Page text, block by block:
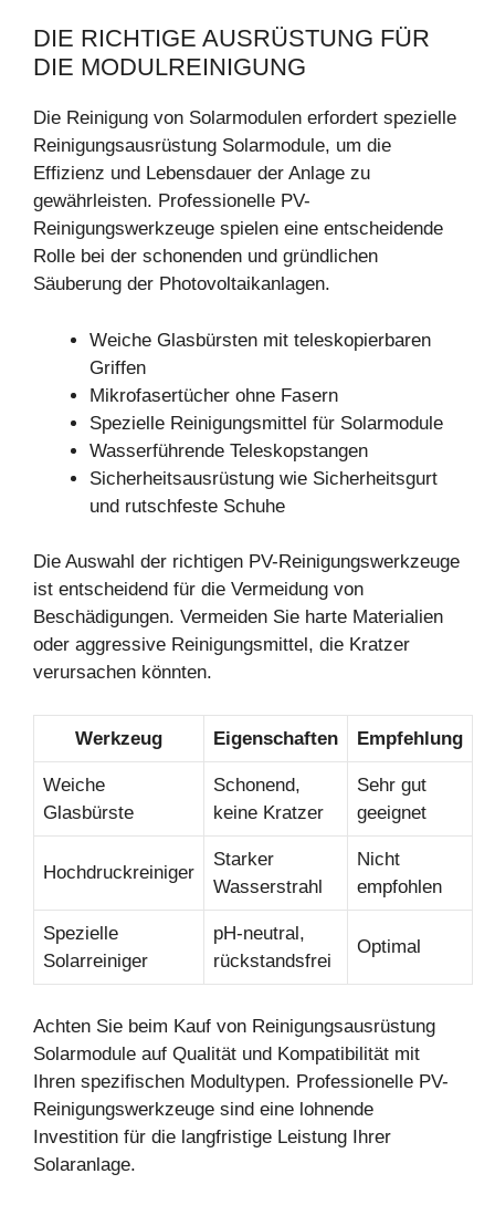
DIE RICHTIGE AUSRÜSTUNG FÜR
DIE MODULREINIGUNG
Die Reinigung von Solarmodulen erfordert spezielle
Reinigungsausrüstung Solarmodule, um die
Effizienz und Lebensdauer der Anlage zu
gewährleisten. Professionelle PV-
Reinigungswerkzeuge spielen eine entscheidende
Rolle bei der schonenden und gründlichen
Säuberung der Photovoltaikanlagen.
Weiche Glasbürsten mit teleskopierbaren
Griffen
Mikrofasertücher ohne Fasern
Spezielle Reinigungsmittel für Solarmodule
Wasserführende Teleskopstangen
Sicherheitsausrüstung wie Sicherheitsgurt
und rutschfeste Schuhe
Die Auswahl der richtigen PV-Reinigungswerkzeuge
ist entscheidend für die Vermeidung von
Beschädigungen. Vermeiden Sie harte Materialien
oder aggressive Reinigungsmittel, die Kratzer
verursachen könnten.
Werkzeug Eigenschaften Empfehlung
Weiche
Glasbürste
Schonend,
keine Kratzer
Sehr gut
geeignet
Hochdruckreiniger
Starker
Wasserstrahl
Nicht
empfohlen
Spezielle
Solarreiniger
pH-neutral,
rückstandsfrei
Optimal
Achten Sie beim Kauf von Reinigungsausrüstung
Solarmodule auf Qualität und Kompatibilität mit
Ihren spezifischen Modultypen. Professionelle PV-
Reinigungswerkzeuge sind eine lohnende
Investition für die langfristige Leistung Ihrer
Solaranlage.